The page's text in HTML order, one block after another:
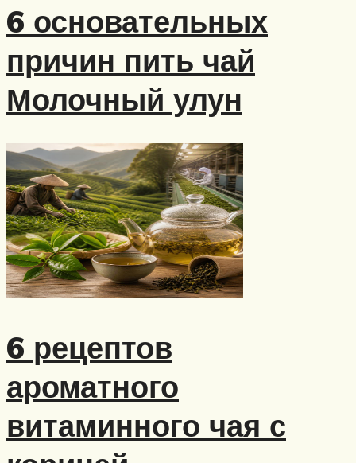
6 основательных
причин пить чай
Молочный улун
6 рецептов
ароматного
витаминного чая с